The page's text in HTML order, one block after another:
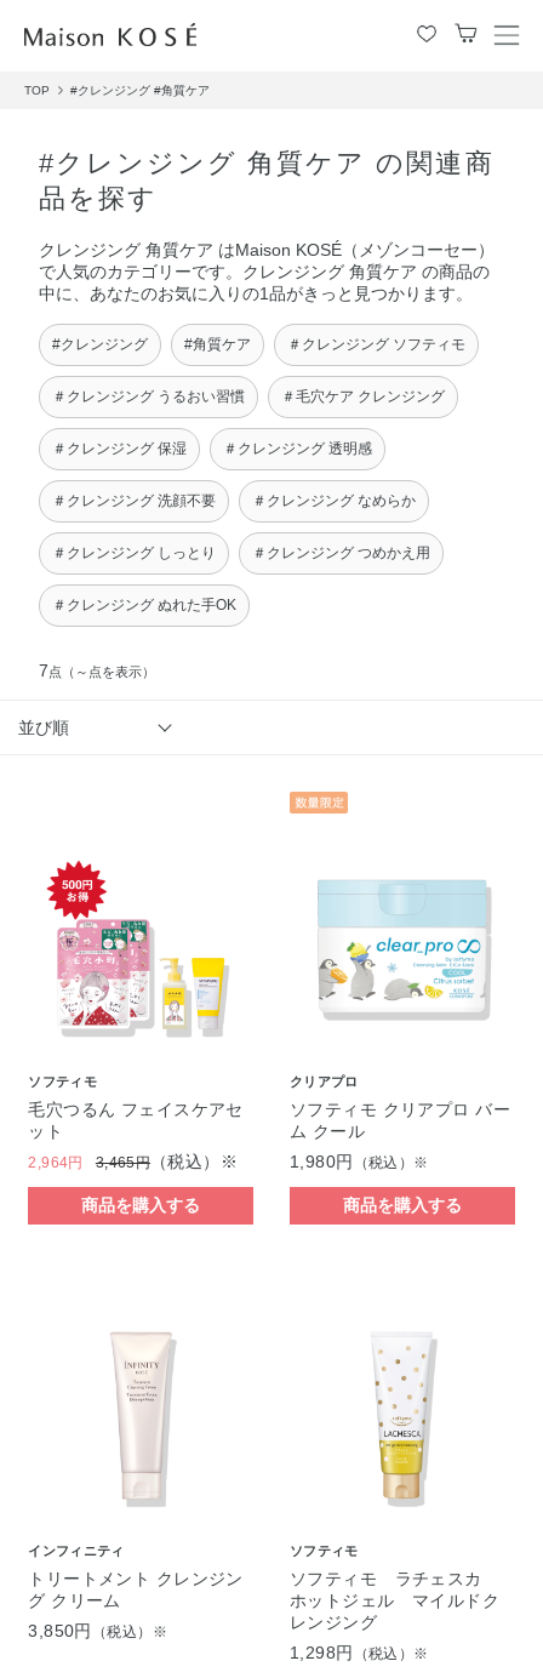
メ
TOP #クレンジング #角質ケア
#クレンジング 角質ケア の関連商
品を探す
クレンジング 角質ケア はMaison KOSÉ（メゾンコーセー）
で人気のカテゴリーです。クレンジング 角質ケア の商品の
中に、あなたのお気に入りの1品がきっと見つかります。
#クレンジング #角質ケア ＃クレンジング ソフティモ
＃クレンジング うるおい習慣 ＃毛穴ケア クレンジング
＃クレンジング 保湿 ＃クレンジング 透明感
＃クレンジング 洗顔不要 ＃クレンジング なめらか
＃クレンジング しっとり ＃クレンジング つめかえ用
＃クレンジング ぬれた手OK
7点 （～点を表示）
並び順
ソフティモ
毛穴つるん フェイスケアセ
ット
2,964円 3,465円 （税込）※
商品を購入する
クリアプロ
ソフティモ クリアプロ バー
ム クール
1,980円
（税込）※
商品を購入する
インフィニティ
トリートメント クレンジン
グ クリーム
3,850円
（税込）※
ソフティモ
ソフティモ ラチェスカ
ホットジェル マイルドク
レンジング
1,298円
（税込）※